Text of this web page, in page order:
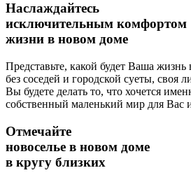
Наслаждайтесь
исключительным комфортом
жизни в новом доме
Представьте, какой будет Ваша
без соседей и городской суеты, своя
Вы будете делать то, что хочется
собственный маленький мир для Вас
Отмечайте
новоселье в новом доме
в кругу близких